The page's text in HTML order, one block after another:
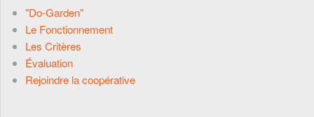
"Do-Garden"
Le Fonctionnement
Les Critères
Évaluation
Rejoindre la coopérative